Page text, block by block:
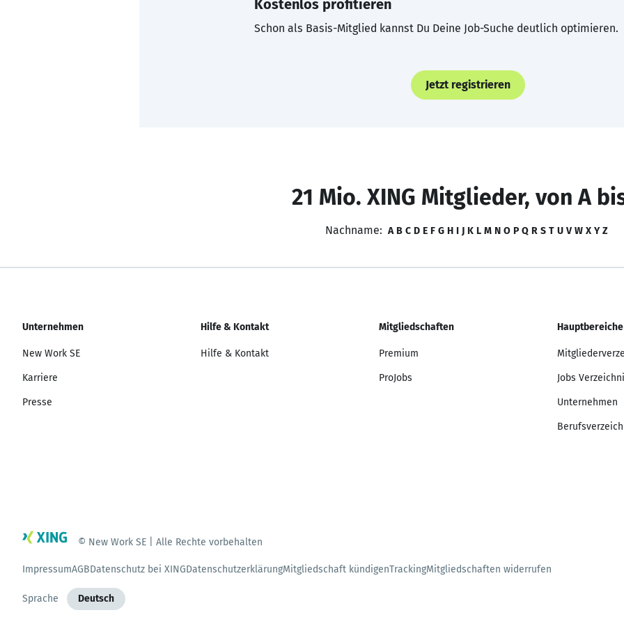
Kostenlos profitieren
Schon als Basis-Mitglied kannst Du Deine Job-Suche deutlich optimieren.
Jetzt registrieren
21 Mio. XING Mitglieder, von A
Nachname: A B C D E F G H I J K L M N O P Q R S T U V W X Y Z
Unternehmen
New Work SE
Karriere
Presse
Hilfe & Kontakt
Hilfe & Kontakt
Mitgliedschaften
Premium
ProJobs
Hauptbereiche
Jobs
Unternehmen
© New Work SE | Alle Rechte vorbehalten
ImpressumAGBDatenschutz bei XINGDatenschutzerklärungMitgliedschaft kündigenTrackingMitgliedschaften widerrufen
Sprache Deutsch